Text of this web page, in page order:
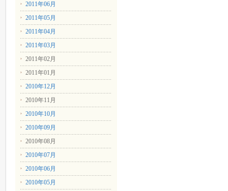
2011年06月
2011年05月
2011年04月
2011年03月
2011年02月
2011年01月
2010年12月
2010年11月
2010年10月
2010年09月
2010年08月
2010年07月
2010年06月
2010年05月